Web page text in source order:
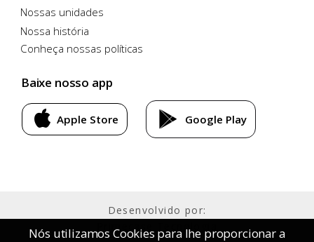
Nossas unidades
Nossa história
Conheça nossas políticas
Baixe nosso app
Apple Store Google Play
Desenvolvido por:
Nós utilizamos Cookies para lhe proporcionar a